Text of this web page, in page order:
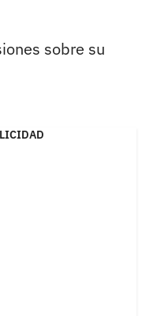
sobre su